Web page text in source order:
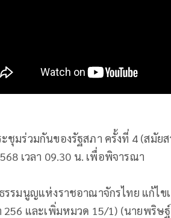
ะชุมร่วมกันของรัฐสภา ครั้งที่ 4 (สมั
เวลา​ 09.30 น. เพื่อพิจารณา
รรมนูญแห่งราชอาณาจักรไทย แก้ไ
256 และเพิ่มหมวด 15/1) (นายพริษ